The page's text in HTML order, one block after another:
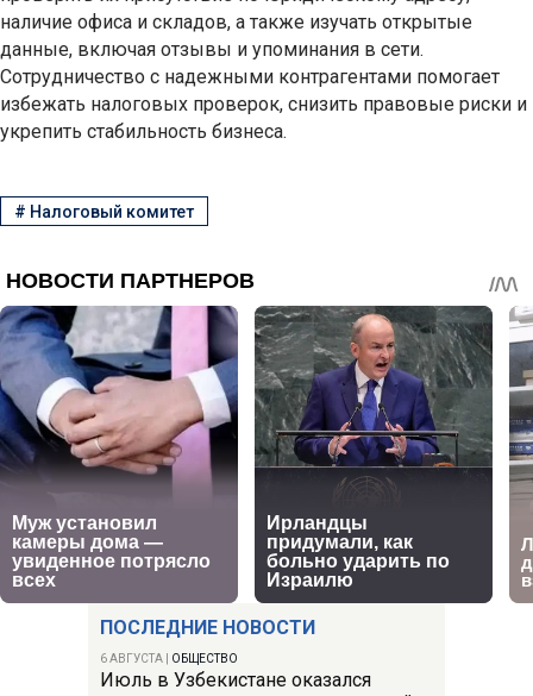
ПОСЛЕДНИЕ НОВОСТИ
6 АВГУСТА ОБЩЕСТВО
Июль в Узбекистане оказался
наличие офиса и складов, а также изучать открытые
данные, включая отзывы и упоминания в сети.
Сотрудничество с надежными контрагентами помогает
избежать налоговых проверок, снизить правовые риски и
укрепить стабильность бизнеса.
# Налоговый комитет